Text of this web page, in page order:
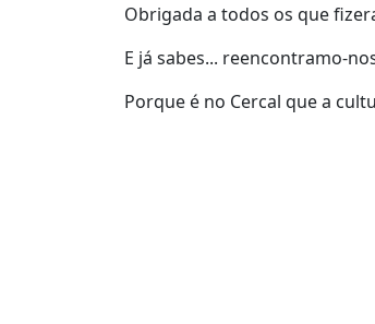
Obrigada a todos os que
E já sabes... reencontramo-
Porque é no Cercal que a